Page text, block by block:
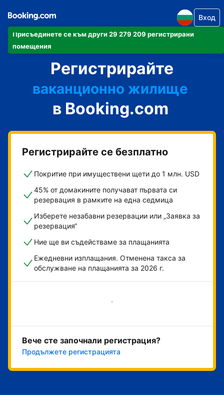
Присъединете се към други 29 279 209 регистрирани
помещения
Вход
Регистрирайте
своя апартамент
своя хотел
ваканционно жилище
своята къща за гости
своя пансион със закуска
в Booking.com
Регистрирайте се безплатно
Покритие при имуществени щети до 1 млн. USD
45% от домакините получават първата си
резервация в рамките на една седмица
Изберете незабавни резервации или „Заявка за
резервация“
Ние ще ви съдействаме за плащанията
Ежедневни изплащания. Отменена такса за
обслужване на плащанията за 2026 г.
Начало
Вече сте започнали регистрация?
Продължете регистрацията